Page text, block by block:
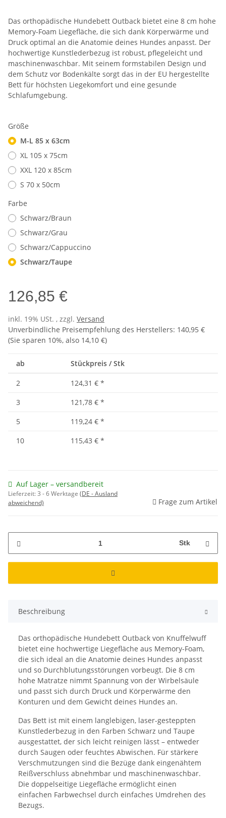
Das orthopädische Hundebett Outback bietet eine 8 cm hohe
Memory-Foam Liegefläche, die sich dank Körperwärme und
Druck optimal an die Anatomie deines Hundes anpasst. Der
hochwertige Kunstlederbezug ist robust, pflegeleicht und
maschinenwaschbar. Mit seinem formstabilen Design und
dem Schutz vor Bodenkälte sorgt das in der EU hergestellte
Bett für höchsten Liegekomfort und eine gesunde
Schlafumgebung.
Größe
M-L 85 x 63cm
XL 105 x 75cm
XXL 120 x 85cm
S 70 x 50cm
Farbe
Schwarz/Braun
Schwarz/Grau
Schwarz/Cappuccino
Schwarz/Taupe
126,85 €
inkl. 19% USt. , zzgl. Versand
Unverbindliche Preisempfehlung des Herstellers: 140,95 €
(Sie sparen 10%, also 14,10 €)
ab Stückpreis / Stk
2 124,31 € *
3
121,78 € *
5
119,24 € *
10
115,43 € *
Auf Lager – versandbereit
Lieferzeit:3 - 6 Werktage (DE - Ausland
abweichend)
Frage zum Artikel
Stk
Beschreibung
Das orthopädische Hundebett Outback von Knuffelwuff
bietet eine hochwertige Liegefläche aus Memory-Foam,
die sich ideal an die Anatomie deines Hundes anpasst
und so Durchblutungsstörungen vorbeugt. Die 8 cm
hohe Matratze nimmt Spannung von der Wirbelsäule
und passt sich durch Druck und Körperwärme den
Konturen und dem Gewicht deines Hundes an.
Das Bett ist mit einem langlebigen, laser-gesteppten
Kunstlederbezug in den Farben Schwarz und Taupe
ausgestattet, der sich leicht reinigen lässt – entweder
durch Saugen oder feuchtes Abwischen. Für stärkere
Verschmutzungen sind die Bezüge dank eingenähtem
Reißverschluss abnehmbar und maschinenwaschbar.
Die doppelseitige Liegefläche ermöglicht einen
einfachen Farbwechsel durch einfaches Umdrehen des
Bezugs.